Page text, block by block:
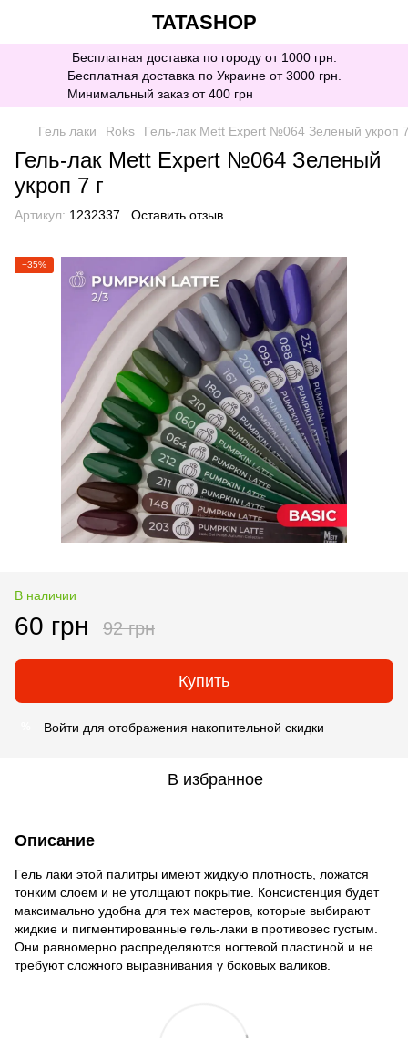
TATASHOP
Бесплатная доставка по городу от 1000 грн.
Бесплатная доставка по Украине от 3000 грн.
Минимальный заказ от 400 грн
Гель лаки Roks Гель-лак Mett Expert №064 Зеленый укроп
Гель-лак Mett Expert №064 Зеленый
укроп 7 г
Артикул: 1232337 Оставить отзыв
−35%
В наличии
60 грн 92 грн
Купить
Войти для отображения накопительной скидки
В избранное
Описание
Гель лаки этой палитры имеют жидкую плотность, ложатся
тонким слоем и не утолщают покрытие. Консистенция будет
максимально удобна для тех мастеров, которые выбирают
жидкие и пигментированные гель-лаки в противовес густым.
Они равномерно распределяются ногтевой пластиной и не
требуют сложного выравнивания у боковых валиков.